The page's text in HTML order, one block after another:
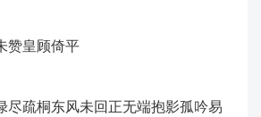
赞皇顾倚平
尽疏桐东风未回正无端抱影孤吟易